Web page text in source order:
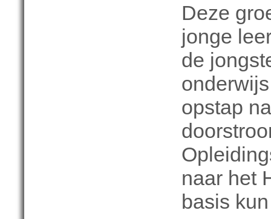
Deze
jonge
de
opstap
naar het
basis